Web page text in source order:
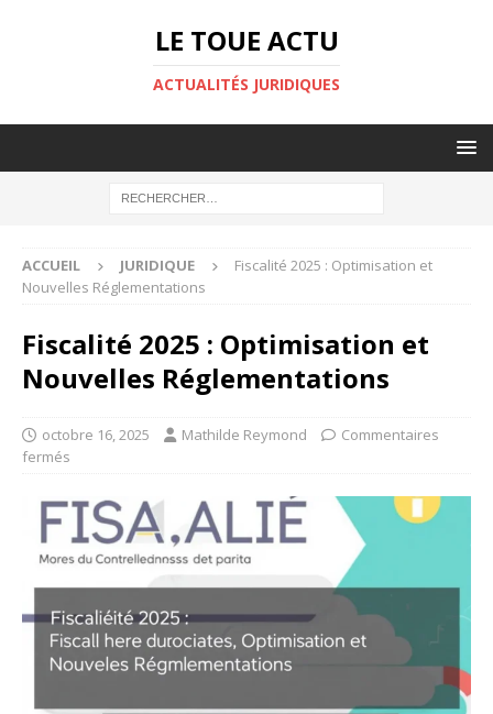
LE TOUE ACTU
ACTUALITÉS JURIDIQUES
ACCUEIL JURIDIQUE
Fiscalité 2025 : Optimisation et
Nouvelles Réglementations
Fiscalité 2025 : Optimisation et
Nouvelles Réglementations
octobre 16, 2025 Mathilde Reymond
Commentaires
fermés